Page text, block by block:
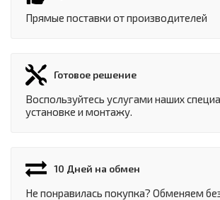
Прямые поставки от производителей
Готовое решение
Воспользуйтесь услугами наших
установке и монтажу.
10 Дней на обмен
Не понравилась покупка? Обменяем